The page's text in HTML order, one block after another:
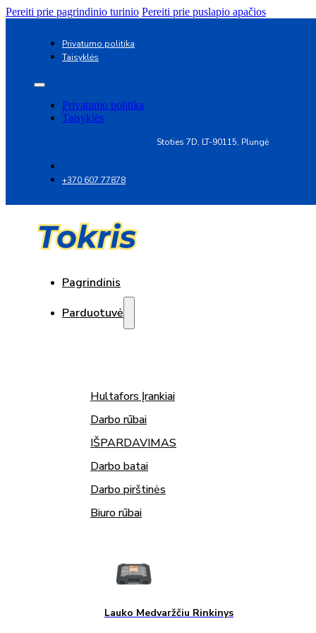
Pereiti prie pagrindinio turinio Pereiti prie puslapio apačios
Privatumo politika
Taisyklės
Privatumo politika
Taisyklės
Stoties 7D, LT-90115, Plungė
+370 607 77878
Pagrindinis
Parduotuvė
Hultafors Įrankiai
Darbo rūbai
IŠPARDAVIMAS
Darbo batai
Darbo pirštinės
Biuro rūbai
Lauko Medvaržčiu Rinkinys